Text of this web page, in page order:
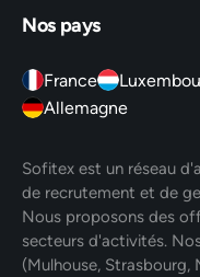
Nos pays
France
Allemagne
Sofitex est un réseau
de recrutement et de
Nous proposons des
secteurs d'activités.
(Mulhouse, Strasbourg,